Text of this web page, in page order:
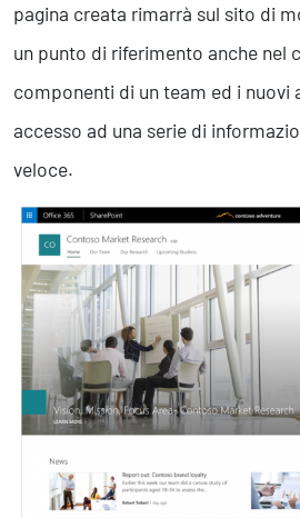
pagina creata rimarrà sul sito di
un punto di riferimento anche nel
componenti di un team ed i nuovi
accesso ad una serie di
veloce.